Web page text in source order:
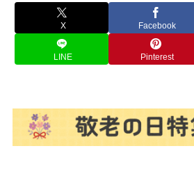
X Facebook
LINE Pinterest